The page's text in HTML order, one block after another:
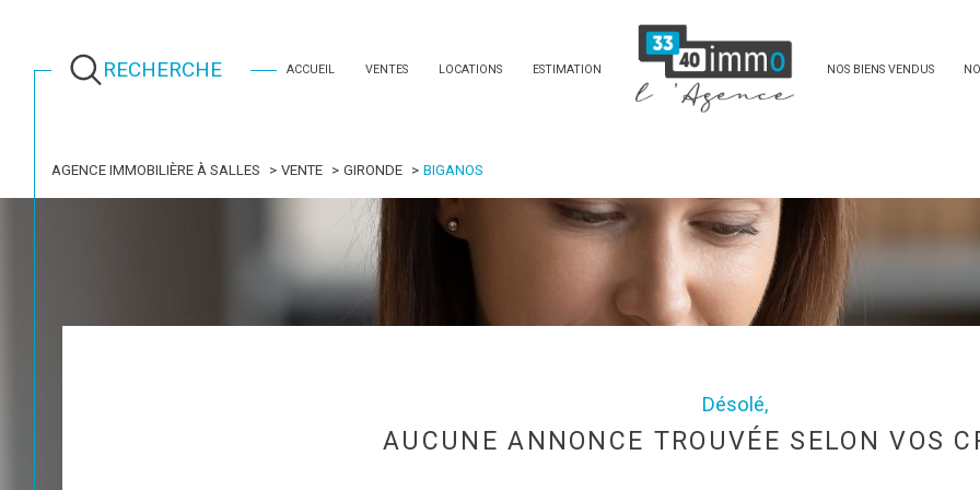
ACCUEIL VENTES LOCATIONS ESTIMATION NOS BIENS VENDUS
RECHERCHE
AGENCE IMMOBILIÈRE À SALLES VENTE GIRONDE BIGANOS
Désolé,
AUCUNE ANNONCE TROUVÉE SELON VOS